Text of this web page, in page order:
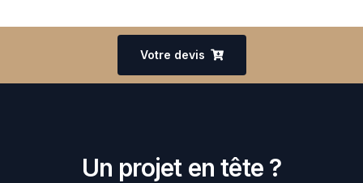
Votre devis
Un projet en tête ?